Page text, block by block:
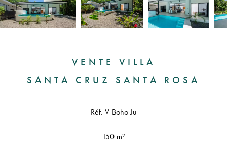
VENTE VILLA
SANTA CRUZ SANTA ROSA
Réf. V-Boho Ju
150 m²